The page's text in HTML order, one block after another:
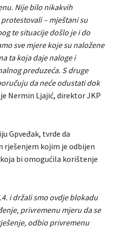
Nije bilo nikakvih
– mještani su
te situacije došlo je i do
sve mjere koje su naložene
ta koja daje naloge i
preduzeća. S druge
da neće odustati dok
Nermin Ljajić, direktor JKP
Gpveđak, tvrde da
rješenjem kojim je odbijen
bi omogućila korištenje
i držali smo ovdje blokadu
privremenu mjeru da se
odbio privremenu